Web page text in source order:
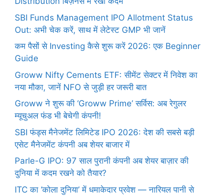
SBI Funds Management IPO Allotment Status
Out: अभी चेक करें, साथ में लेटेस्ट GMP भी जानें
कम पैसों से Investing कैसे शुरू करें 2026: एक Beginner
Guide
Groww Nifty Cements ETF: सीमेंट सेक्टर में निवेश का
नया मौका, जानें NFO से जुड़ी हर जरूरी बात
Groww ने शुरू की ‘Groww Prime’ सर्विस: अब रेगुलर
म्यूचुअल फंड भी बेचेगी कंपनी!
SBI फंड्स मैनेजमेंट लिमिटेड IPO 2026: देश की सबसे बड़ी
एसेट मैनेजमेंट कंपनी अब शेयर बाजार में
Parle-G IPO: 97 साल पुरानी कंपनी अब शेयर बाज़ार की
दुनिया में कदम रखने को तैयार?
ITC का ‘कोला दुनिया’ में धमाकेदार प्रवेश — नारियल पानी से